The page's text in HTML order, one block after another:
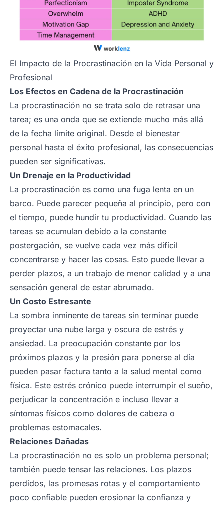
El Impacto de la Procrastinación en la Vida Personal y
Profesional
Los Efectos en Cadena de la Procrastinación
La procrastinación no se trata solo de retrasar una
tarea; es una onda que se extiende mucho más allá
de la fecha límite original. Desde el bienestar
personal hasta el éxito profesional, las consecuencias
pueden ser significativas.
Un Drenaje en la Productividad
La procrastinación es como una fuga lenta en un
barco. Puede parecer pequeña al principio, pero con
el tiempo, puede hundir tu productividad. Cuando las
tareas se acumulan debido a la constante
postergación, se vuelve cada vez más difícil
concentrarse y hacer las cosas. Esto puede llevar a
perder plazos, a un trabajo de menor calidad y a una
sensación general de estar abrumado.
Un Costo Estresante
La sombra inminente de tareas sin terminar puede
proyectar una nube larga y oscura de estrés y
ansiedad. La preocupación constante por los
próximos plazos y la presión para ponerse al día
pueden pasar factura tanto a la salud mental como
física. Este estrés crónico puede interrumpir el sueño,
perjudicar la concentración e incluso llevar a
síntomas físicos como dolores de cabeza o
problemas estomacales.
Relaciones Dañadas
La procrastinación no es solo un problema personal;
también puede tensar las relaciones. Los plazos
perdidos, las promesas rotas y el comportamiento
poco confiable pueden erosionar la confianza y